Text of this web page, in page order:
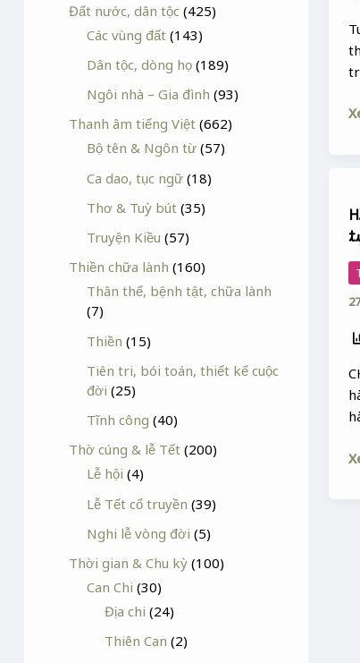
Đất nước, dân tộc (425)
Các vùng đất (143)
Dân tộc, dòng họ (189)
Ngôi nhà – Gia đình (93)
Thanh âm tiếng Việt (662)
Bộ tên & Ngôn từ (57)
Ca dao, tục ngữ (18)
Thơ & Tuỳ bút (35)
Truyện Kiều (57)
Thiền chữa lành (160)
Thân thể, bệnh tật, chữa lành
(7)
Thiền (15)
Tiên tri, bói toán, thiết kế cuộc
đời (25)
Tĩnh công (40)
Thờ cúng & lễ Tết (200)
Lễ hội (4)
Lễ Tết cổ truyền (39)
Nghi lễ vòng đời (5)
Thời gian & Chu kỳ (100)
Can Chi (30)
Địa chi (24)
Thiên Can (2)